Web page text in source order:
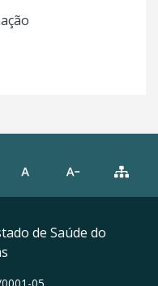
de Saúde do